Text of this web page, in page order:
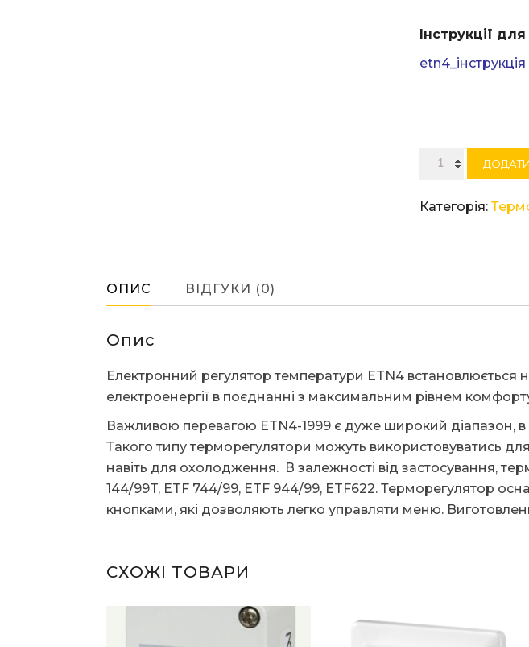
Інструкції
ETN4-
Категорія:
ОПИС ВІДГУКИ (0)
Опис
Електронний регулятор температури ETN4 встановлюється
електроенергії в поєднанні з максимальним рівнем
Важливою перевагою ETN4-1999 є дуже широкий діапазон, в
Такого типу терморегулятори можуть використовуватись
навіть для охолодження. В залежності від застосування,
144/99T, ETF 744/99, ETF 944/99, ETF622. Терморегулятор
кнопками, які дозволяють легко управляти меню.
СХОЖІ ТОВАРИ